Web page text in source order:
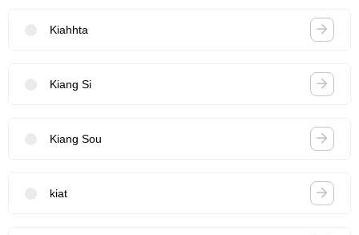
Kiahhta
Kiang Si
Kiang Sou
kiat